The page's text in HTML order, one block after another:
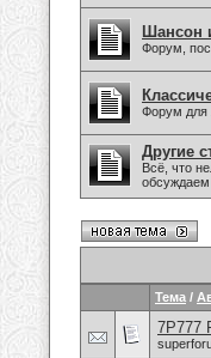
Шансон
Форум,
Форум для
Другие
Всё, что
обсуждаем
Тема /
7P777